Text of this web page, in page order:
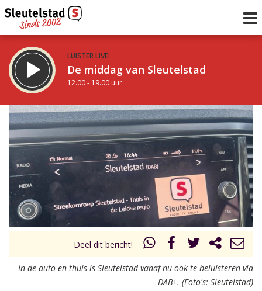
LUISTER LIVE:
De middag van Sleutelstad
12.00 - 19.00 uur
STRAKS:
De avond van Sleutelstad
19.00 - 22.00 uur
Vorig uur
uur 1 van 0 Volgend uur
Deel dit bericht!
In de auto en thuis is Sleutelstad vanaf nu ook te beluisteren via
DAB+. (Foto's: Sleutelstad)